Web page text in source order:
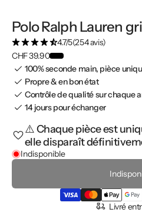
Polo Ralph Lauren
4.7/5(254 avis)
CHF 39.90
100% seconde main, pièce
Propre & en bon état
Contrôle de qualité sur chaque
14 jours pour échanger
⚠️ Chaque pièce est
elle disparaît
Indisponible
Livré